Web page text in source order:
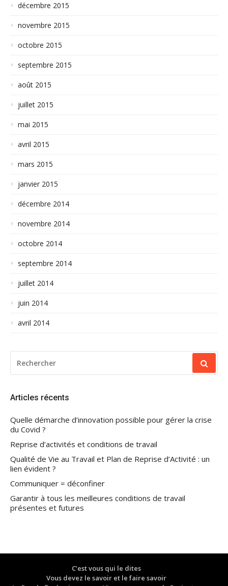
décembre 2015
novembre 2015
octobre 2015
septembre 2015
août 2015
juillet 2015
mai 2015
avril 2015
mars 2015
janvier 2015
décembre 2014
novembre 2014
octobre 2014
septembre 2014
juillet 2014
juin 2014
avril 2014
POUR
:
Articles récents
Quelle démarche d’innovation possible pour gérer la crise
du Covid ?
Reprise d’activités et conditions de travail
Qualité de Vie au Travail et Plan de Reprise d’Activité : un
lien évident ?
Communiquer = déconfiner
Garantir à tous les meilleures conditions de travail
présentes et futures
C’est vous qui le dites
Vous devez le savoir et le faire savoir